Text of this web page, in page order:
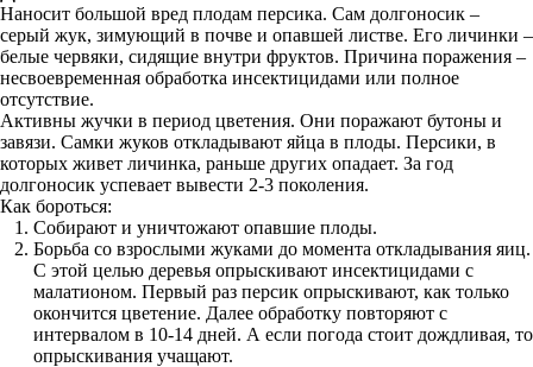
Наносит большой вред плодам персика. Сам долгоносик –
серый жук, зимующий в почве и опавшей листве. Его личинки –
белые червяки, сидящие внутри фруктов. Причина поражения –
несвоевременная обработка инсектицидами или полное
отсутствие.
Активны жучки в период цветения. Они поражают бутоны и
завязи. Самки жуков откладывают яйца в плоды. Персики, в
которых живет личинка, раньше других опадает. За год
долгоносик успевает вывести 2-3 поколения.
Как бороться:
Собирают и уничтожают опавшие плоды.
Борьба со взрослыми жуками до момента откладывания яиц.
С этой целью деревья опрыскивают инсектицидами с
малатионом. Первый раз персик опрыскивают, как только
окончится цветение. Далее обработку повторяют с
интервалом в 10-14 дней. А если погода стоит дождливая, то
опрыскивания учащают.